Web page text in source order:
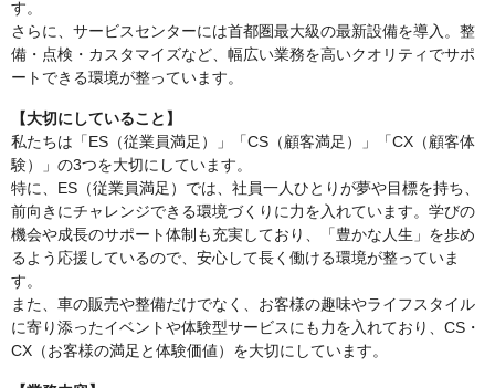
す。
さらに、サービスセンターには首都圏最大級の最新設備を導入。整
備・点検・カスタマイズなど、幅広い業務を高いクオリティでサポ
ートできる環境が整っています。
【大切にしていること】
私たちは「ES（従業員満足）」「CS（顧客満足）」「CX（顧客体
験）」の3つを大切にしています。
特に、ES（従業員満足）では、社員一人ひとりが夢や目標を持ち、
前向きにチャレンジできる環境づくりに力を入れています。学びの
機会や成長のサポート体制も充実しており、「豊かな人生」を歩め
るよう応援しているので、安心して長く働ける環境が整っていま
す。
また、車の販売や整備だけでなく、お客様の趣味やライフスタイル
に寄り添ったイベントや体験型サービスにも力を入れており、CS・
CX（お客様の満足と体験価値）を大切にしています。